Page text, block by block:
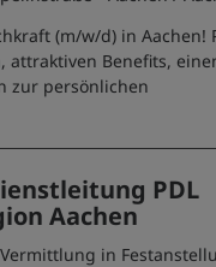
(m/w/d) in Aachen!
attraktiven Benefits,
zur persönlichen
PDL
Aachen
in